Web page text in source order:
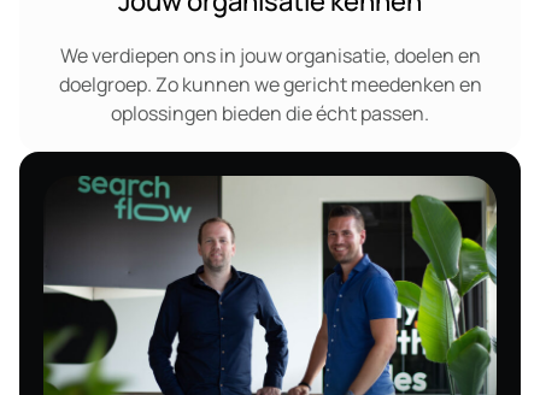
We verdiepen ons in jouw organisatie, doelen en
doelgroep. Zo kunnen we gericht meedenken en
oplossingen bieden die écht passen.